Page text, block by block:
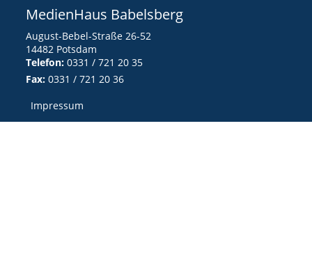
MedienHaus Babelsberg
August-Bebel-Straße 26-52
14482 Potsdam
Telefon: 0331 / 721 20 35
Fax: 0331 / 721 20 36
Impressum